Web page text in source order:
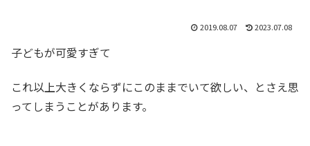
2019.08.07 2023.07.08
子どもが可愛すぎて
これ以上大きくならずにこのままでいて欲しい、とさえ思
ってしまうことがあります。